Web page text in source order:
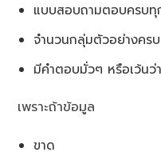
แบบสอบถามตอบครบทุ
จำนวนกลุ่มตัวอย่างคร
มีคำตอบมั่วๆ หรือเว้น
เพราะถ้าข้อมูล
ขาด